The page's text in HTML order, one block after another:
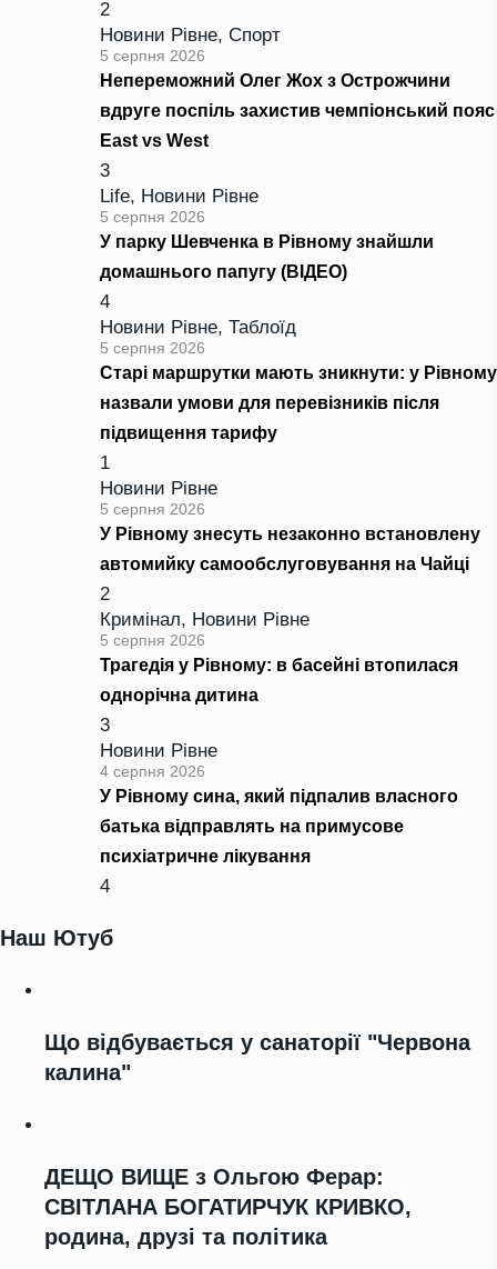
2
Новини Рівне, Спорт
5 серпня 2026
Непереможний Олег Жох з Острожчини
вдруге поспіль захистив чемпіонський пояс
East vs West
3
Life, Новини Рівне
5 серпня 2026
У парку Шевченка в Рівному знайшли
домашнього папугу (ВІДЕО)
4
Новини Рівне, Таблоїд
5 серпня 2026
Старі маршрутки мають зникнути: у Рівному
назвали умови для перевізників після
підвищення тарифу
1
Новини Рівне
5 серпня 2026
У Рівному знесуть незаконно встановлену
автомийку самообслуговування на Чайці
2
Кримінал, Новини Рівне
5 серпня 2026
Трагедія у Рівному: в басейні втопилася
однорічна дитина
3
Новини Рівне
4 серпня 2026
У Рівному сина, який підпалив власного
батька відправлять на примусове
психіатричне лікування
4
Наш Ютуб
Що відбувається у санаторії "Червона
калина"
ДЕЩО ВИЩЕ з Ольгою Ферар:
СВІТЛАНА БОГАТИРЧУК КРИВКО,
родина, друзі та політика